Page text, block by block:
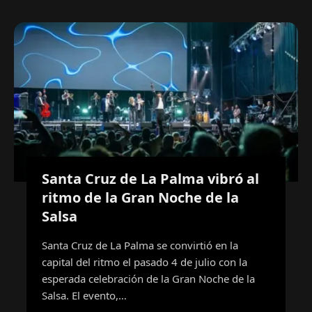
Santa Cruz de La Palma vibró al
ritmo de la Gran Noche de la
Salsa
Santa Cruz de La Palma se convirtió en la
capital del ritmo el pasado 4 de julio con la
esperada celebración de la Gran Noche de la
Salsa. El evento,…